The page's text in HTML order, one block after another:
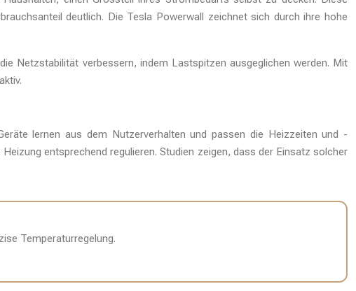
deutlich. Die Tesla Powerwall zeichnet sich durch ihre hohe
Netzstabilität verbessern, indem Lastspitzen ausgeglichen werden. Mit
lernen aus dem Nutzerverhalten und passen die Heizzeiten und -
entsprechend regulieren. Studien zeigen, dass der Einsatz solcher
Temperaturregelung.